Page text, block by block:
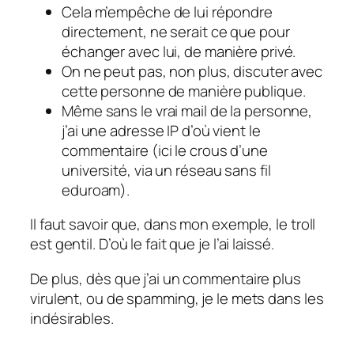
Cela m’empêche de lui répondre
directement, ne serait ce que pour
échanger avec lui, de manière privé.
On ne peut pas, non plus, discuter avec
cette personne de manière publique.
Même sans le vrai mail de la personne,
j’ai une adresse IP d’où vient le
commentaire (ici le crous d’une
université, via un réseau sans fil
eduroam).
Il faut savoir que, dans mon exemple, le troll
est gentil. D’où le fait que je l’ai laissé.
De plus, dès que j’ai un commentaire plus
virulent, ou de spamming, je le mets dans les
indésirables.